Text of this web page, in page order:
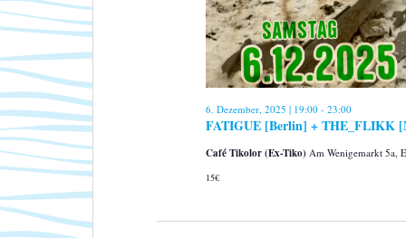
FATIGUE [Berlin] + THE_FLIKK
6. Dezember, 2025 | 19:00- 23:00
Café Tikolor (Ex-Tiko) Am Wenigemarkt 5a,
15€